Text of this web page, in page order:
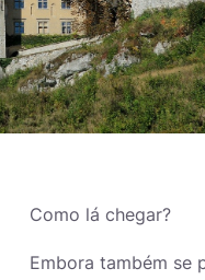
Como lá chegar?
Embora também se